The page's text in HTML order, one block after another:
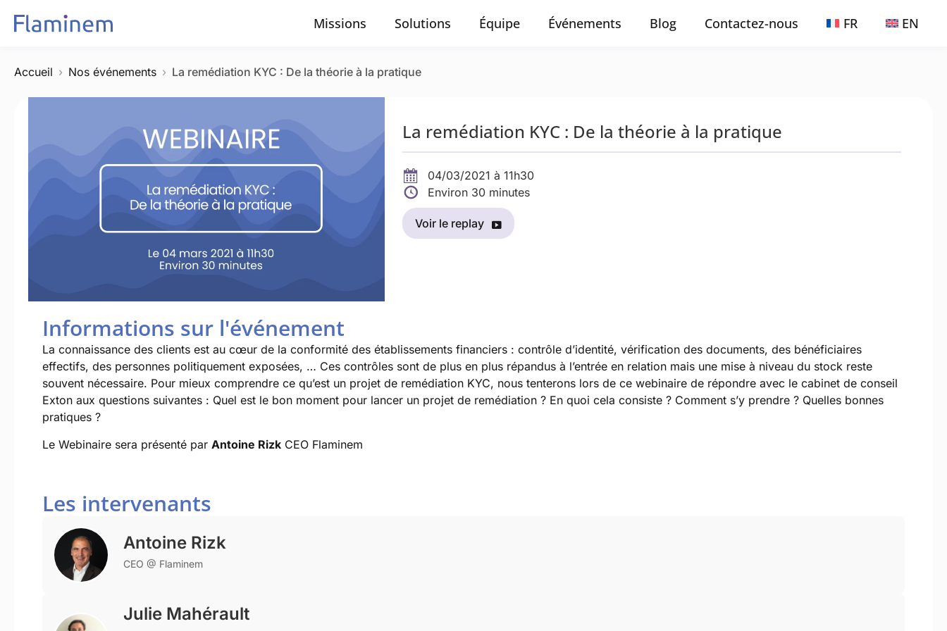
Missions Solutions Équipe Événements Blog Contactez-nous FR EN
Accueil Nos événements La remédiation KYC : De la théorie à la pratique
La remédiation KYC : De la théorie à la pratique
04/03/2021 à 11h30
Environ 30 minutes
Voir le replay
Informations sur l'événement
La connaissance des clients est au cœur de la conformité des établissements financiers : contrôle d’identité, vérification des documents, des bénéficiaires
effectifs, des personnes politiquement exposées, … Ces contrôles sont de plus en plus répandus à l’entrée en relation mais une mise à niveau du stock reste
souvent nécessaire. Pour mieux comprendre ce qu’est un projet de remédiation KYC, nous tenterons lors de ce webinaire de répondre avec le cabinet de conseil
Exton aux questions suivantes : Quel est le bon moment pour lancer un projet de remédiation ? En quoi cela consiste ? Comment s’y prendre ? Quelles bonnes
pratiques ?
Le Webinaire sera présenté par Antoine Rizk CEO Flaminem
Les intervenants
Antoine Rizk
CEO @ Flaminem
Julie Mahérault